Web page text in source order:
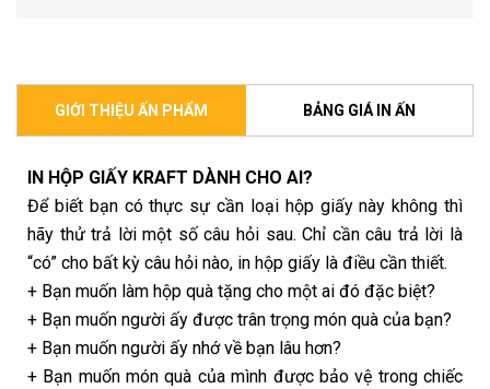
GIỚI THIỆU ẤN PHẨM BẢNG GIÁ IN ẤN
IN HỘP GIẤY KRAFT DÀNH CHO AI?
Để biết bạn có thực sự cần loại hộp giấy này không thì
hãy thử trả lời một số câu hỏi sau. Chỉ cần câu trả lời là
“có” cho bất kỳ câu hỏi nào, in hộp giấy là điều cần thiết.
+ Bạn muốn làm hộp quà tặng cho một ai đó đặc biệt?
+ Bạn muốn người ấy được trân trọng món quà của bạn?
+ Bạn muốn người ấy nhớ về bạn lâu hơn?
+ Bạn muốn món quà của mình được bảo vệ trong chiếc